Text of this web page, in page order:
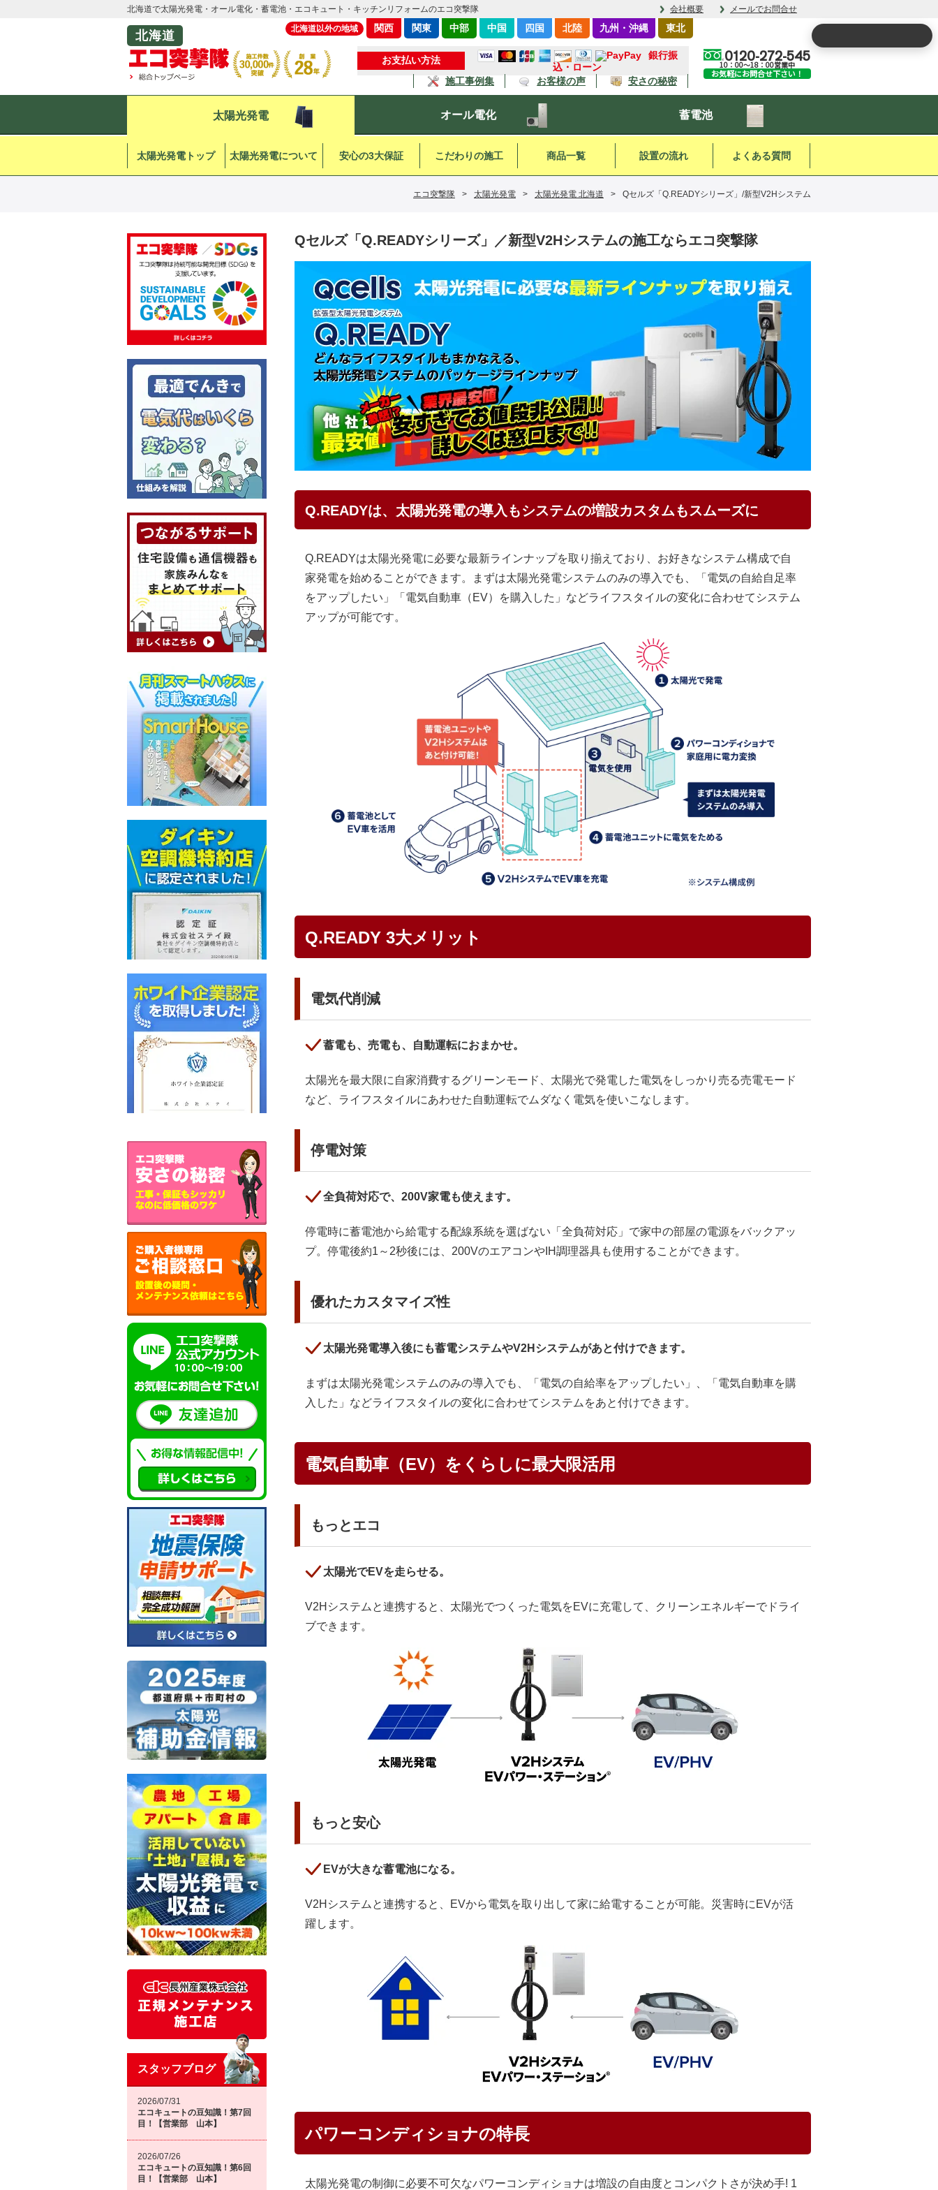
北海道で太陽光発電・オール電化・蓄電池・エコキュート・キッチンリフォームのエコ突撃隊 会社概要 メールでお問合せ
北海道
お支払い方法
銀行振
込・ローン
施工事例集
お客様の声 安さの秘密
北海道以外の地域 関西 関東 中部 中国 四国 北陸 九州・沖縄 東北
0120-272-545
10：00～18：00営業中
お気軽にお問合せ下さい！
太陽光発電 オール電化 蓄電池
太陽光発電トップ 太陽光発電について 安心の3大保証 こだわりの施工 商品一覧 設置の流れ よくある質問
エコ突撃隊 > 太陽光発電 > 太陽光発電 北海道 > Qセルズ「Q.READYシリーズ」/新型V2Hシステム
スタッフブログ
2026/07/31
エコキュートの豆知識！第7回
目！【営業部 山本】
2026/07/26
エコキュートの豆知識！第6回
目！【営業部 山本】
Qセルズ「Q.READYシリーズ」／新型V2Hシステムの施工ならエコ突撃隊
Q.READYは、太陽光発電の導入もシステムの増設カスタムもスムーズに
Q.READYは太陽光発電に必要な最新ラインナップを取り揃えており、お好きなシステム構成で自
家発電を始めることができます。まずは太陽光発電システムのみの導入でも、「電気の自給自足率
をアップしたい」「電気自動車（EV）を購入した」などライフスタイルの変化に合わせてシステム
アップが可能です。
Q.READY 3大メリット
電気代削減
蓄電も、売電も、自動運転におまかせ。
太陽光を最大限に自家消費するグリーンモード、太陽光で発電した電気をしっかり売る売電モード
など、ライフスタイルにあわせた自動運転でムダなく電気を使いこなします。
停電対策
全負荷対応で、200V家電も使えます。
停電時に蓄電池から給電する配線系統を選ばない「全負荷対応」で家中の部屋の電源をバックアッ
プ。停電後約1～2秒後には、200VのエアコンやIH調理器具も使用することができます。
優れたカスタマイズ性
太陽光発電導入後にも蓄電システムやV2Hシステムがあと付けできます。
まずは太陽光発電システムのみの導入でも、「電気の自給率をアップしたい」、「電気自動車を購
入した」などライフスタイルの変化に合わせてシステムをあと付けできます。
電気自動車（EV）をくらしに最大限活用
もっとエコ
太陽光でEVを走らせる。
V2Hシステムと連携すると、太陽光でつくった電気をEVに充電して、クリーンエネルギーでドライ
ブできます。
もっと安心
EVが大きな蓄電池になる。
V2Hシステムと連携すると、EVから電気を取り出して家に給電することが可能。災害時にEVが活
躍します。
パワーコンディショナの特長
太陽光発電の制御に必要不可欠なパワーコンディショナは増設の自由度とコンパクトさが決め手! 1